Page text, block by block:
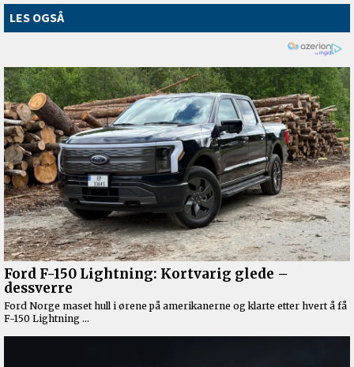
LES OGSÅ